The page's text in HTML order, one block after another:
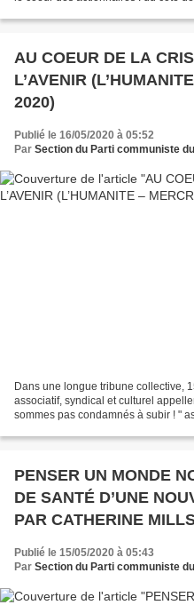
AU COEUR DE LA
L’AVENIR
2020)
Publié le 16/05/2020 à 05:52
Par Section du Parti communiste
Dans une longue tribune collective,
associatif, syndical et culturel
sommes pas condamnés à subir ! "
PENSER UN MONDE
DE SANTÉ D’UNE
PAR CATHERINE
Publié le 15/05/2020 à 05:43
Par Section du Parti communiste